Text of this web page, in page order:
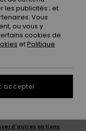
produit est actuellement
d'autres options
les publicités ; et
Vous
ou vous y
cookies de
etPolitique
accepter